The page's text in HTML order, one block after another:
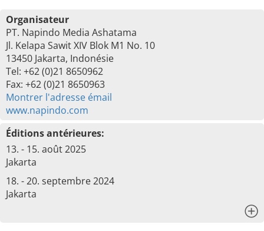
Organisateur
PT. Napindo Media Ashatama
Jl. Kelapa Sawit XIV Blok M1 No. 10
13450 Jakarta, Indonésie
Tel: +62 (0)21 8650962
Fax: +62 (0)21 8650963
Montrer l'adresse émail
www.napindo.com
Éditions antérieures:
13. - 15. août 2025
Jakarta
18. - 20. septembre 2024
Jakarta